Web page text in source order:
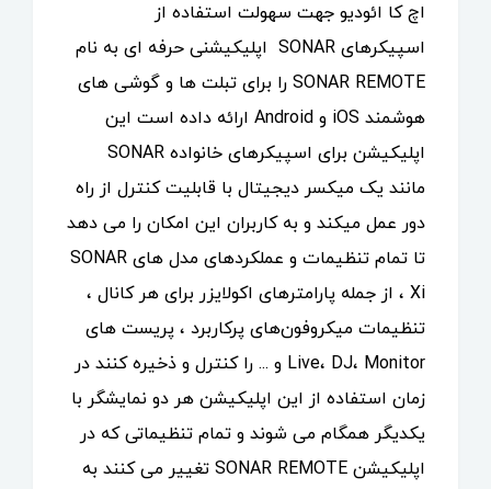
اچ کا ائودیو جهت سهولت استفاده از
اسپیکرهای SONAR اپلیکیشنی حرفه ای به نام
SONAR REMOTE را برای تبلت ها و گوشی های
هوشمند iOS و Android ارائه داده است این
مانند یک میکسر دیجیتال با قابلیت کنترل از راه
دور عمل میکند و به کاربران این امکان را می دهد
تا تمام تنظیمات و عملکردهای مدل های SONAR
Xi ، از جمله پارامترهای اکولایزر برای هر کانال ،
تنظیمات میکروفون‌های پرکاربرد ، پریست های
Live، DJ، Monitor و ... را کنترل و ذخیره کنند در
زمان استفاده از این اپلیکیشن هر دو نمایشگر با
یکدیگر همگام می شوند و تمام تنظیماتی که در
اپلیکیشن SONAR REMOTE تغییر می کنند به